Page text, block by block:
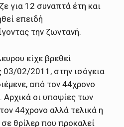
για 12 συναπτά έτη και
επειδή
την ζωντανή.
είχε βρεθεί
03/02/2011, στην ισόγεια
από τον 44χρονο
Αρχικά οι υποψίες των
44χρονο αλλά τελικά η
θρίλερ που προκαλεί